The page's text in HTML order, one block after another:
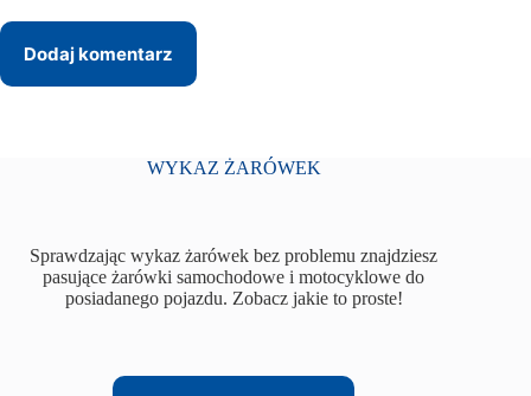
Dodaj komentarz
WYKAZ ŻARÓWEK
Sprawdzając wykaz żarówek bez problemu znajdziesz
pasujące żarówki samochodowe i motocyklowe do
posiadanego pojazdu. Zobacz jakie to proste!